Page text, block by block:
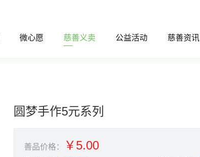
微心愿 慈善义卖 公益活动 慈善资讯
圆梦手作5元系列
善品价格： ￥5.00